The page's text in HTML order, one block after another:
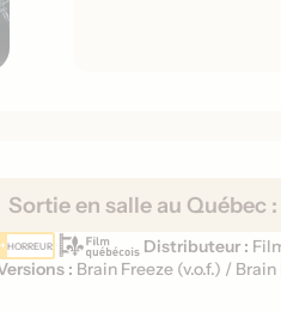
Sortie en salle au Québec
HORREUR Distributeur :
: Brain Freeze (v.o.f.) / Brain